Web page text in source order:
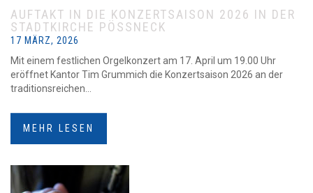
AUFTAKT IN DIE KONZERTSAISON 2026 IN DER
STADTKIRCHE PÖSSNECK
17 MÄRZ, 2026
Mit einem festlichen Orgelkonzert am 17. April um 19.00 Uhr
eröffnet Kantor Tim Grummich die Konzertsaison 2026 an der
traditionsreichen...
MEHR LESEN